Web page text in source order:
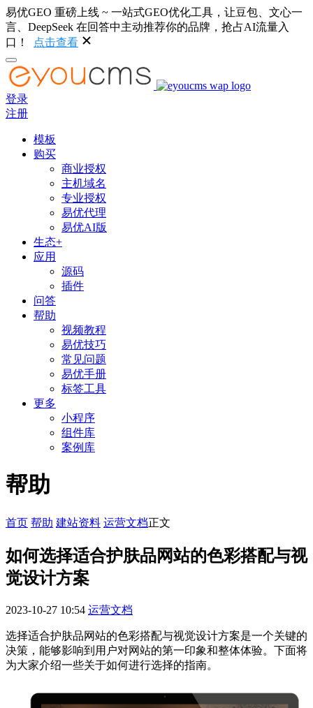
易优GEO 重磅上线 ~ 一站式GEO优化工具，让豆包、文心一
言、DeepSeek 在回答中主动推荐你的品牌，抢占AI流量入
口！
点击查看
登录
注册
模板
购买
商业授权
主机域名
专业授权
易优代理
易优AI版
生态+
应用
源码
插件
问答
帮助
视频教程
易优技巧
常见问题
易优手册
标签工具
更多
小程序
组件库
案例库
帮助
首页 帮助 建站资料 运营文档正文
如何选择适合护肤品网站的色彩搭配与视
觉设计方案
2023-10-27 10:54 运营文档
选择适合护肤品网站的色彩搭配与视觉设计方案是一个关键的
决策，能够影响到用户对网站的第一印象和整体体验。下面将
为大家介绍一些关于如何进行选择的指南。